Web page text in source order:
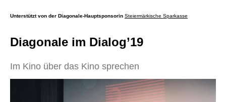
Unterstützt von der Diagonale-Hauptsponsorin Steiermärkische Sparkasse
Diagonale im Dialog’19
Im Kino über das Kino sprechen